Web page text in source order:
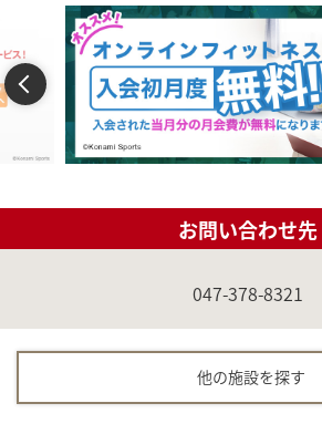
Previous
お問い合わせ先
047-378-8321
他の施設を探す